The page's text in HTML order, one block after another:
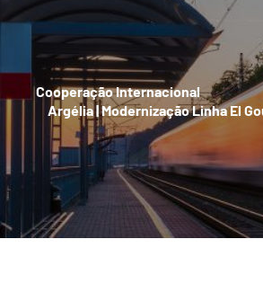
Cooperação Internacional
Argélia | Modernização Linha El